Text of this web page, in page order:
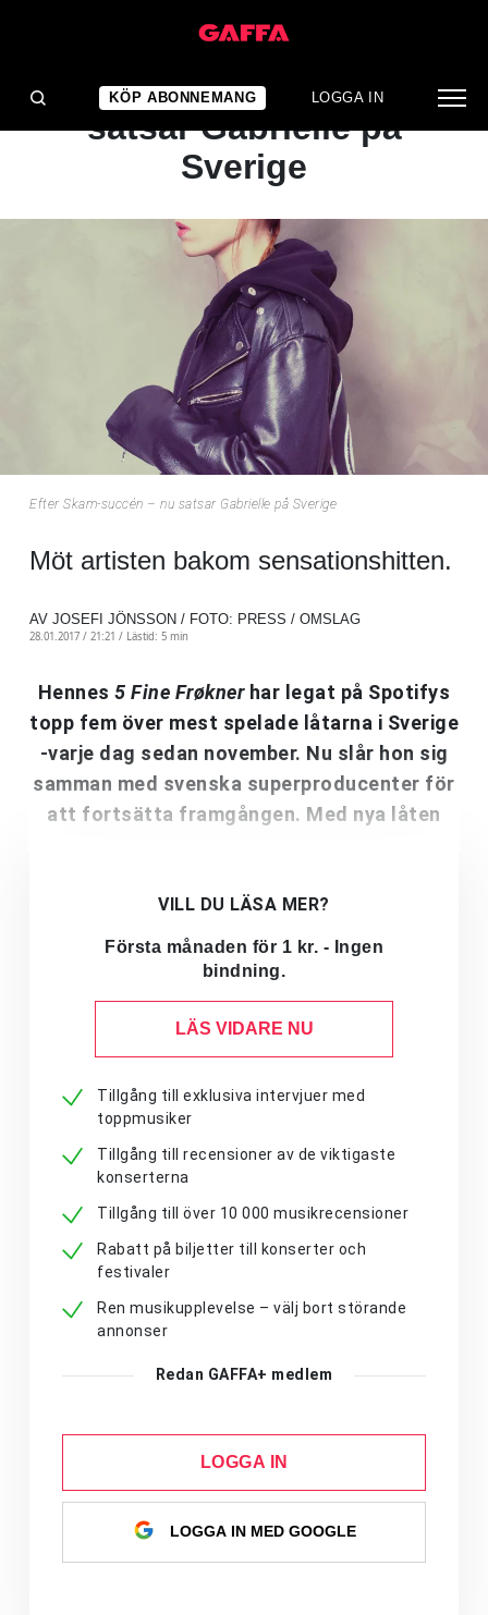
KÖP ABONNEMANG LOGGA IN
ARTIKEL
Efter Skam-succén – nu
satsar Gabrielle på
Sverige
Efter Skam-succén – nu satsar Gabrielle på Sverige
Möt artisten bakom sensationshitten.
AV JOSEFI JÖNSSON / FOTO: PRESS / OMSLAG
28.01.2017 / 21:21 / Lästid: 5 min
Hennes 5 Fine Frøknerhar legat på Spotifys
topp fem över mest spelade låtarna i Sverige
-varje dag sedan november. Nu slår hon sig
samman med svenska superproducenter för
att fortsätta framgången. Med nya låten
VILL DU LÄSA MER?
Första månaden för 1 kr. - Ingen
bindning.
LÄS VIDARE NU
Tillgång till exklusiva intervjuer med
toppmusiker
Tillgång till recensioner av de viktigaste
konserterna
Tillgång till över 10 000 musikrecensioner
Rabatt på biljetter till konserter och
festivaler
Ren musikupplevelse – välj bort störande
annonser
Redan GAFFA+ medlem
LOGGA IN
LOGGA IN MED GOOGLE